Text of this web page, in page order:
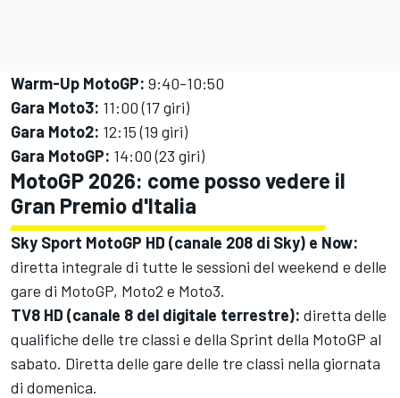
Warm-Up MotoGP: 9:40-10:50
Gara Moto3: 11:00 (17 giri)
Gara Moto2: 12:15 (19 giri)
Gara MotoGP: 14:00 (23 giri)
MotoGP 2026: come posso vedere il
Gran Premio d'Italia
Sky Sport MotoGP HD (canale 208 di Sky) e Now:
diretta integrale di tutte le sessioni del weekend e delle
gare di MotoGP, Moto2 e Moto3.
TV8 HD (canale 8 del digitale terrestre): diretta delle
qualifiche delle tre classi e della Sprint della MotoGP al
sabato. Diretta delle gare delle tre classi nella giornata
di domenica.